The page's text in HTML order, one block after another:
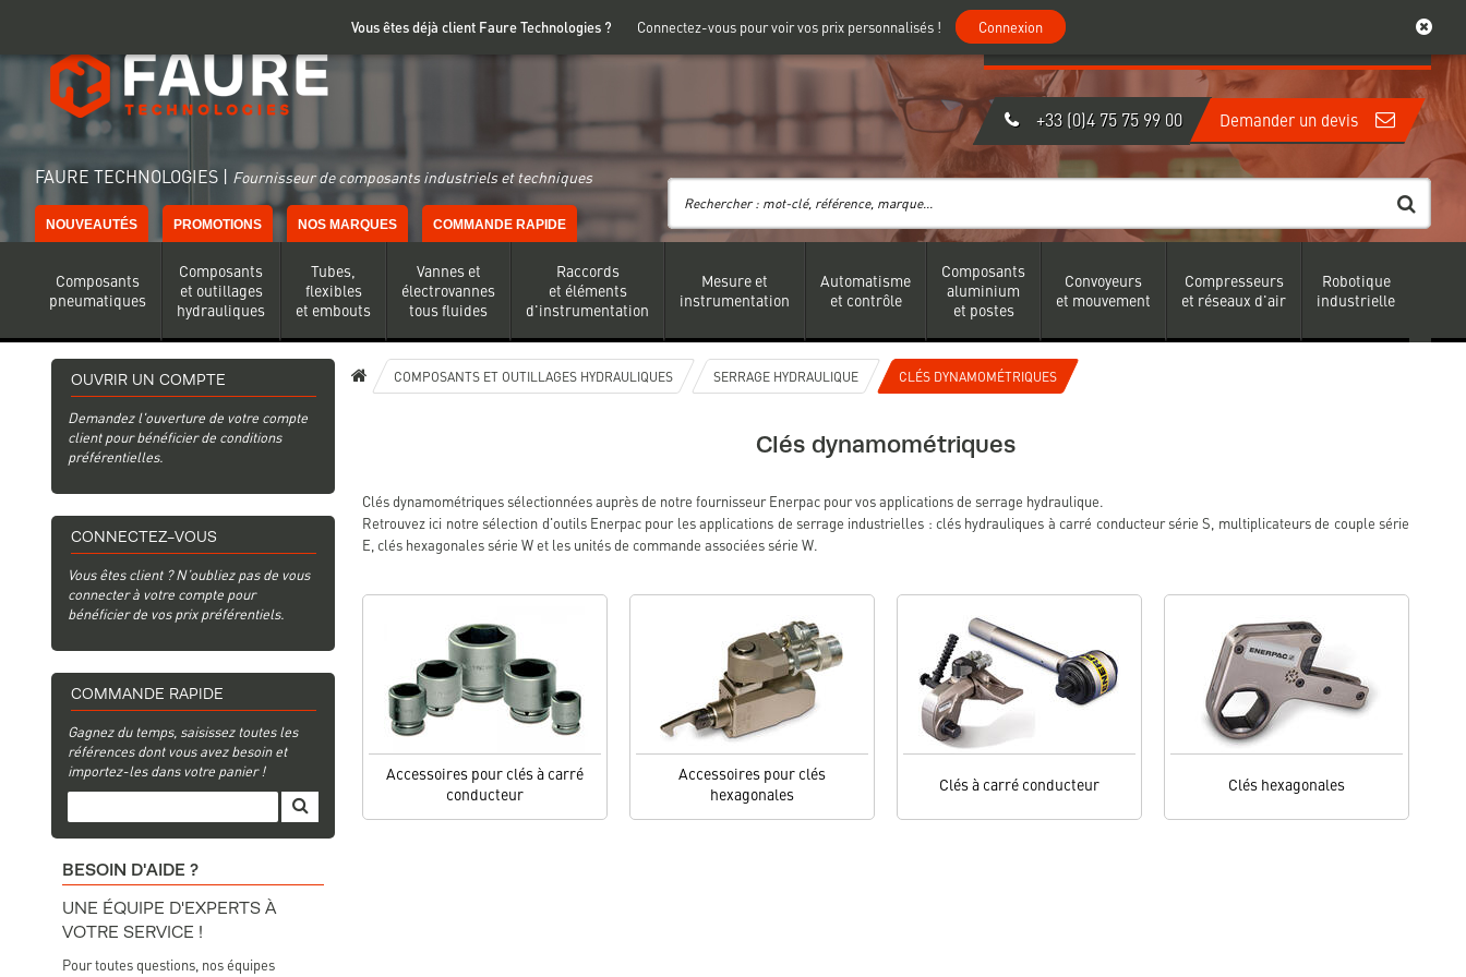
Vous êtes déjà client Faure Technologies ? Connectez-vous pour voir vos prix personnalisés ! Connexion
FAURE TECHNOLOGIES | Fournisseur de composants industriels et techniques
Mon compte
Connexion
+33 (0)4 75 75 99 00 Demander un devis
NOUVEAUTÉS PROMOTIONS NOS MARQUES COMMANDE RAPIDE
Composants
pneumatiques
Composants
et outillages
hydrauliques
Tubes,
flexibles
et embouts
Vannes et
électrovannes
tous fluides
Raccords
et éléments
d'instrumentation
Mesure et
instrumentation
Automatisme
et contrôle
Composants
aluminium
et postes
Convoyeurs
et mouvement
Compresseurs
et réseaux d'air
Robotique
industrielle
OUVRIR UN COMPTE
Demandez l'ouverture de votre compte
client pour bénéficier de conditions
préférentielles.
CONNECTEZ-VOUS
Vous êtes client ? N’oubliez pas de vous
connecter à votre compte pour
bénéficier de vos prix préférentiels.
COMMANDE RAPIDE
Gagnez du temps, saisissez toutes les
références dont vous avez besoin et
importez-les dans votre panier !
BESOIN D'AIDE ?
UNE ÉQUIPE D'EXPERTS À
VOTRE SERVICE !
Pour toutes questions, nos équipes
COMPOSANTS ET OUTILLAGES HYDRAULIQUES SERRAGE HYDRAULIQUE CLÉS DYNAMOMÉTRIQUES
Clés dynamométriques
Clés dynamométriques sélectionnées auprès de notre fournisseur Enerpac pour vos applications de serrage hydraulique.
Retrouvez ici notre sélection d'outils Enerpac pour les applications de serrage industrielles : clés hydrauliques à carré conducteur série S, multiplicateurs de couple série
E, clés hexagonales série W et les unités de commande associées série W.
Accessoires pour clés à carré
conducteur
Accessoires pour clés
hexagonales
Clés à carré conducteur Clés hexagonales